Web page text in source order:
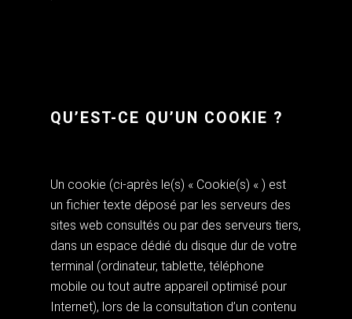
QU’EST-CE QU’UN COOKIE ?
Un cookie (ci-après le(s) « Cookie(s) « ) est
un fichier texte déposé par les serveurs des
sites web consultés ou par des serveurs tiers,
dans un espace dédié du disque dur de votre
terminal (ordinateur, tablette, téléphone
mobile ou tout autre appareil optimisé pour
Internet), lors de la consultation d’un contenu